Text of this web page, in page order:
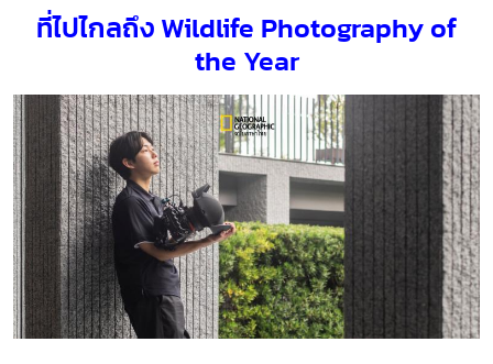
ที่ไปไกลถึง Wildlife Photography of
the Year